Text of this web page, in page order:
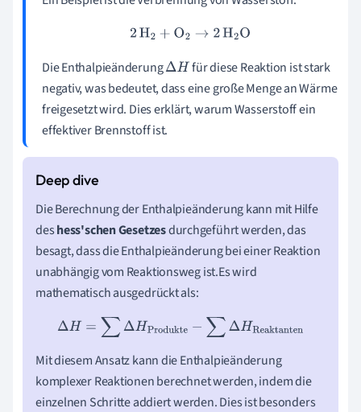
2 H2 +O2 →2H2O
Die EnthalpieänderungΔH
für diese Reaktion ist stark
negativ, was bedeutet, dass eine große Menge an Wärme
freigesetzt wird. Dies erklärt, warum Wasserstoff ein
effektiver Brennstoff ist.
Die Berechnung der Enthalpieänderung kann mit Hilfe
deshess'schen Gesetzesdurchgeführt werden, das
besagt, dass die Enthalpieänderung bei einer Reaktion
unabhängig vom Reaktionsweg ist.Es wird
mathematisch ausgedrückt als:
Δ H= ΔHProdukte− ∑Δ HReaktanten
Mit diesem Ansatz kann die Enthalpieänderung
komplexer Reaktionen berechnet werden, indem die
einzelnen Schritte addiert werden. Dies ist besonders